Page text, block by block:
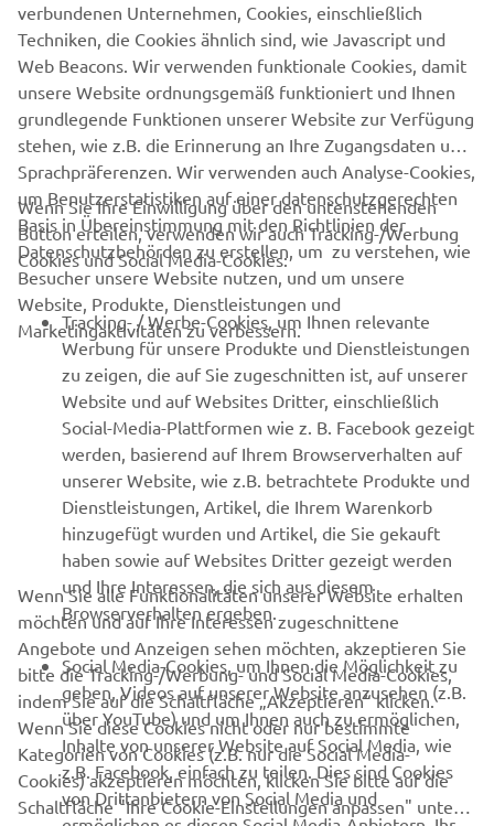
Sollten einzelne dieser Gewinnspielbestimmungen
ungültig sein oder werden, bleibt die Gültigkeit der
übrigen Teilnahmebedingungen hiervon unberührt.
UNTERNEHMEN
B2B
MEHR VON YAMAHA
SUPPORT
NEWSLETTER
Erfahre als Erster von den neuesten Angeboten,
Sonderveranstaltungen, Neuerscheinungen und vielem mehr.
ABONNIEREN
Lesen Sie unsere Datenschutzrichtlinie, um zu erfahren, wie wir
Ihre persönlichen Daten verarbeiten:Datenschutzerklärung
verbundenen Unternehmen, Cookies, einschließlich
Techniken, die Cookies ähnlich sind, wie Javascript und
Web Beacons. Wir verwenden funktionale Cookies, damit
unsere Website ordnungsgemäß funktioniert und Ihnen
grundlegende Funktionen unserer Website zur Verfügung
stehen, wie z.B. die Erinnerung an Ihre Zugangsdaten und
Sprachpräferenzen. Wir verwenden auch Analyse-Cookies,
um Benutzerstatistiken auf einer datenschutzgerechten
Basis in Übereinstimmung mit den Richtlinien der
Datenschutzbehörden zu erstellen, um zu verstehen, wie
Besucher unsere Website nutzen, und um unsere
Website, Produkte, Dienstleistungen und
Marketingaktivitäten zu verbessern.
Wenn Sie Ihre Einwilligung über den untenstehenden
Button erteilen, verwenden wir auch Tracking-/Werbung
Cookies und Social Media-Cookies:
Tracking- / Werbe-Cookies, um Ihnen relevante
Werbung für unsere Produkte und Dienstleistungen
zu zeigen, die auf Sie zugeschnitten ist, auf unserer
Website und auf Websites Dritter, einschließlich
Social-Media-Plattformen wie z. B. Facebook gezeigt
werden, basierend auf Ihrem Browserverhalten auf
unserer Website, wie z.B. betrachtete Produkte und
Dienstleistungen, Artikel, die Ihrem Warenkorb
hinzugefügt wurden und Artikel, die Sie gekauft
haben sowie auf Websites Dritter gezeigt werden
und Ihre Interessen, die sich aus diesem
Browserverhalten ergeben.
Social Media-Cookies, um Ihnen die Möglichkeit zu
geben, Videos auf unserer Website anzusehen (z.B.
über YouTube) und um Ihnen auch zu ermöglichen,
Inhalte von unserer Website auf Social Media, wie
z.B. Facebook, einfach zu teilen. Dies sind Cookies
von Drittanbietern von Social Media und
Wenn Sie alle Funktionalitäten unserer Website erhalten
möchten und auf Ihre Interessen zugeschnittene
Angebote und Anzeigen sehen möchten, akzeptieren Sie
bitte die Tracking-/Werbung- und Social Media-Cookies,
indem Sie auf die Schaltfläche „Akzeptieren“ klicken.
Wenn Sie diese Cookies nicht oder nur bestimmte
Kategorien von Cookies (z.B. nur die Social Media-
Cookies) akzeptieren möchten, klicken Sie bitte auf die
Schaltfläche "Ihre Cookie-Einstellungen anpassen" unten.